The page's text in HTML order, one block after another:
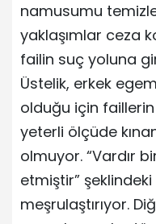
namusumu
yaklaşımlar ceza
failin suç yoluna
Üstelik, erkek
olduğu için
yeterli ölçüde
olmuyor. “Vardır
etmiştir”
meşrulaştırıyor.